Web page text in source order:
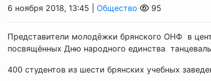
6 ноября 2018, 13:45 | Общество 95
Представители молодёжки брянского ОНФ в
посвящённых Дню народного единства
400 студентов из шести брянских учебных